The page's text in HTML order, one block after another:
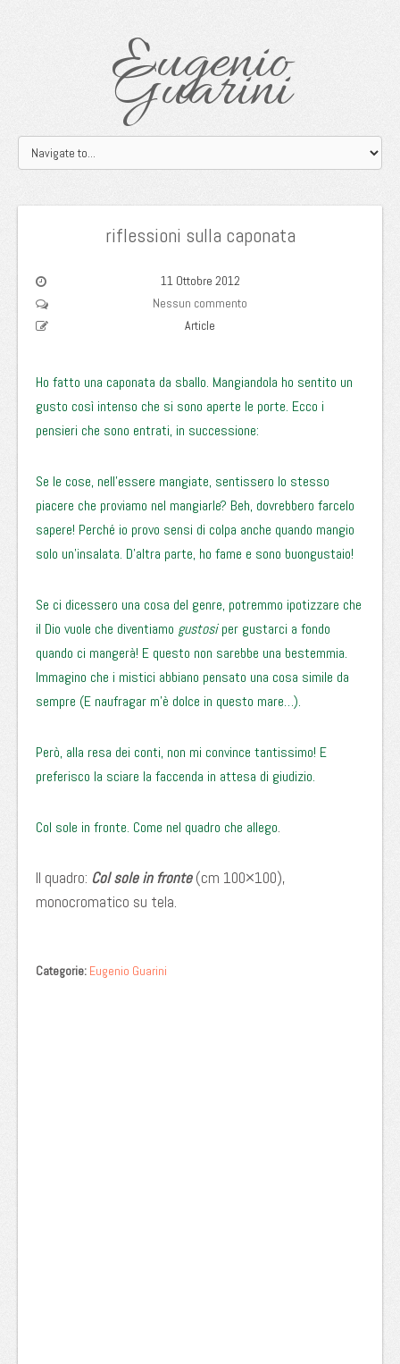
Eugenio
Guarini
riflessioni sulla caponata
11 Ottobre 2012
Nessun commento
Article
Ho fatto una caponata da sballo. Mangiandola ho sentito un
gusto così intenso che si sono aperte le porte. Ecco i
pensieri che sono entrati, in successione:
Se le cose, nell’essere mangiate, sentissero lo stesso
piacere che proviamo nel mangiarle? Beh, dovrebbero farcelo
sapere! Perché io provo sensi di colpa anche quando mangio
solo un’insalata. D’altra parte, ho fame e sono buongustaio!
Se ci dicessero una cosa del genre, potremmo ipotizzare che
il Dio vuole che diventiamo gustosiper gustarci a fondo
quando ci mangerà! E questo non sarebbe una bestemmia.
Immagino che i mistici abbiano pensato una cosa simile da
sempre (E naufragar m’è dolce in questo mare…).
Però, alla resa dei conti, non mi convince tantissimo! E
preferisco la sciare la faccenda in attesa di giudizio.
Col sole in fronte. Come nel quadro che allego.
Il quadro: Col sole in fronte(cm 100×100),
monocromatico su tela.
Categorie: Eugenio Guarini